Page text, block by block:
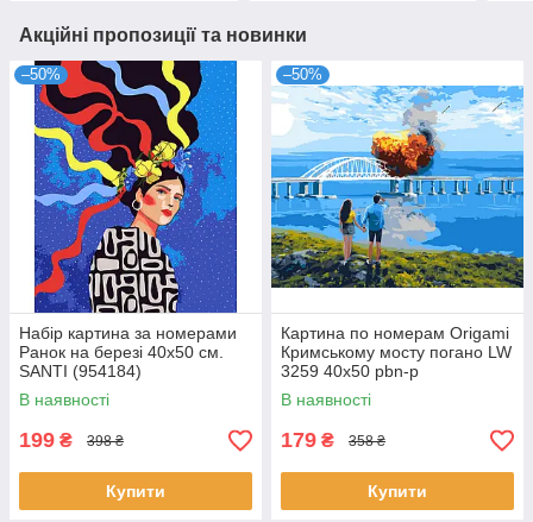
Акційні пропозиції та новинки
–50%
Набір картина за номерами
Ранок на березі 40x50 см.
SANTI (954184)
В наявності
199 ₴ 398 ₴
Купити
–50%
Картина по номерам Origamі
Кримському мосту погано LW
3259 40x50 pbn-p
В наявності
179 ₴ 358 ₴
Купити